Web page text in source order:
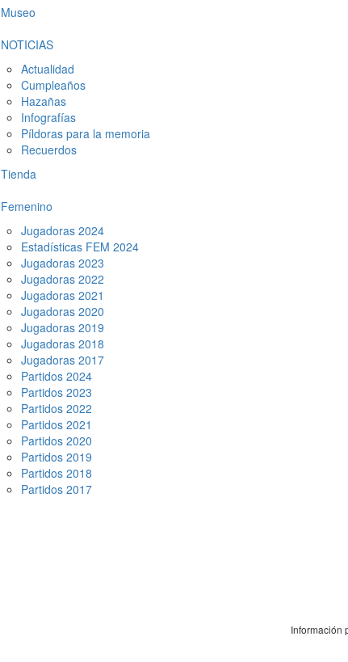
Museo
NOTICIAS
Actualidad
Cumpleaños
Hazañas
Infografías
Píldoras para la memoria
Recuerdos
Tienda
Femenino
Jugadoras 2024
Estadísticas FEM 2024
Jugadoras 2023
Jugadoras 2022
Jugadoras 2021
Jugadoras 2020
Jugadoras 2019
Jugadoras 2018
Jugadoras 2017
Partidos 2024
Partidos 2023
Partidos 2022
Partidos 2021
Partidos 2020
Partidos 2019
Partidos 2018
Partidos 2017
Información